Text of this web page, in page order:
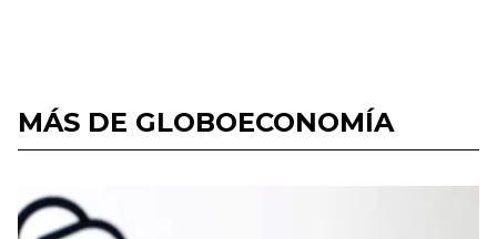
MÁS DE GLOBOECONOMÍA